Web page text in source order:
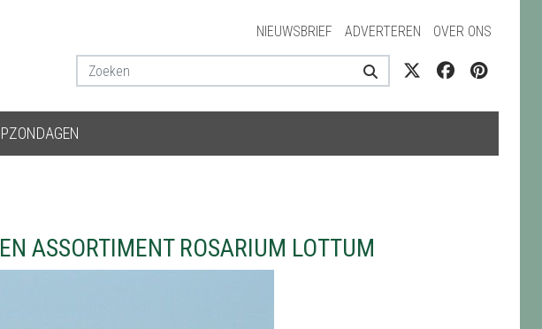
NIEUWSBRIEF ADVERTEREN OVER ONS
ASSORTIMENT ROSARIUM LOTTUM